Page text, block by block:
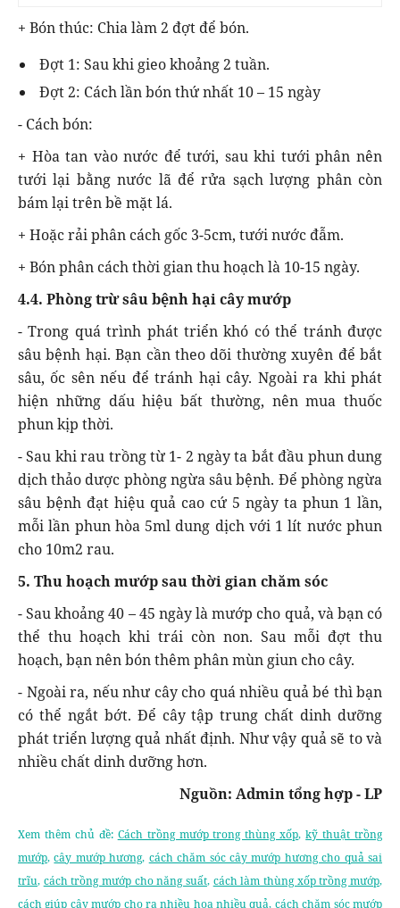
+ Bón thúc: Chia làm 2 đợt để bón.
Đợt 1: Sau khi gieo khoảng 2 tuần.
Đợt 2: Cách lần bón thứ nhất 10 – 15 ngày
- Cách bón:
+ Hòa tan vào nước để tưới, sau khi tưới phân nên
tưới lại bằng nước lã để rửa sạch lượng phân còn
bám lại trên bề mặt lá.
+ Hoặc rải phân cách gốc 3-5cm, tưới nước đẫm.
+ Bón phân cách thời gian thu hoạch là 10-15 ngày.
4.4. Phòng trừ sâu bệnh hại cây mướp
- Trong quá trình phát triển khó có thể tránh được
sâu bệnh hại. Bạn cần theo dõi thường xuyên để bắt
sâu, ốc sên nếu để tránh hại cây. Ngoài ra khi phát
hiện những dấu hiệu bất thường, nên mua thuốc
phun kịp thời.
- Sau khi rau trồng từ 1- 2 ngày ta bắt đầu phun dung
dịch thảo dược phòng ngừa sâu bệnh. Để phòng ngừa
sâu bệnh đạt hiệu quả cao cứ 5 ngày ta phun 1 lần,
mỗi lần phun hòa 5ml dung dịch với 1 lít nước phun
cho 10m2 rau.
5. Thu hoạch mướp sau thời gian chăm sóc
- Sau khoảng 40 – 45 ngày là mướp cho quả, và bạn có
thể thu hoạch khi trái còn non. Sau mỗi đợt thu
hoạch, bạn nên bón thêm phân mùn giun cho cây.
- Ngoài ra, nếu như cây cho quá nhiều quả bé thì bạn
có thể ngắt bớt. Để cây tập trung chất dinh dưỡng
phát triển lượng quả nhất định. Như vậy quả sẽ to và
nhiều chất dinh dưỡng hơn.
Nguồn: Admin tổng hợp - LP
Xem thêm chủ đề: Cách trồng mướp trong thùng xốp,kỹ thuật trồng
mướp,cây mướp hương, cách chăm sóc cây mướp hương cho quả sai
trĩu, cách trồng mướp cho năng suất, cách làm thùng xốp trồng mướp,
cách giúp cây mướp cho ra nhiều hoa nhiều quả, cách chăm sóc mướp